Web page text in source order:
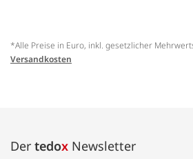
*Alle Preise in Euro, inkl. gesetzlicher
Versandkosten
Der tedox Newsletter